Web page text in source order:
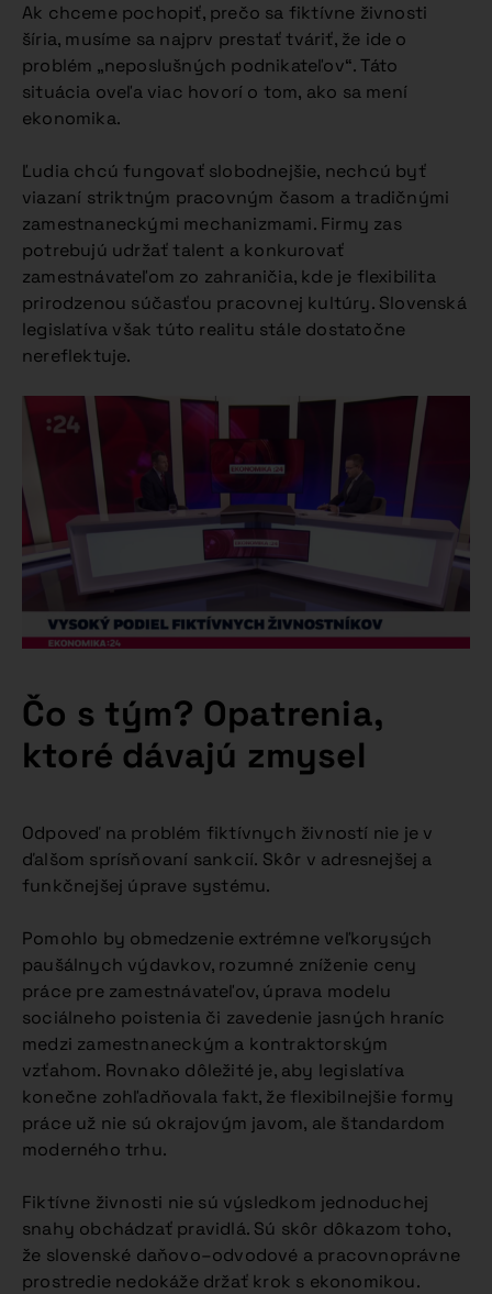
Ak chceme pochopiť, prečo sa fiktívne živnosti
šíria, musíme sa najprv prestať tváriť, že ide o
problém „neposlušných podnikateľov“. Táto
situácia oveľa viac hovorí o tom, ako sa mení
ekonomika.
Ľudia chcú fungovať slobodnejšie, nechcú byť
viazaní striktným pracovným časom a tradičnými
zamestnaneckými mechanizmami. Firmy zas
potrebujú udržať talent a konkurovať
zamestnávateľom zo zahraničia, kde je flexibilita
prirodzenou súčasťou pracovnej kultúry. Slovenská
legislatíva však túto realitu stále dostatočne
nereflektuje.
Čo s tým? Opatrenia,
ktoré dávajú zmysel
Odpoveď na problém fiktívnych živností nie je v
ďalšom sprísňovaní sankcií. Skôr v adresnejšej a
funkčnejšej úprave systému.
Pomohlo by obmedzenie extrémne veľkorysých
paušálnych výdavkov, rozumné zníženie ceny
práce pre zamestnávateľov, úprava modelu
sociálneho poistenia či zavedenie jasných hraníc
medzi zamestnaneckým a kontraktorským
vzťahom. Rovnako dôležité je, aby legislatíva
konečne zohľadňovala fakt, že flexibilnejšie formy
práce už nie sú okrajovým javom, ale štandardom
moderného trhu.
Fiktívne živnosti nie sú výsledkom jednoduchej
snahy obchádzať pravidlá. Sú skôr dôkazom toho,
že slovenské daňovo–odvodové a pracovnoprávne
prostredie nedokáže držať krok s ekonomikou.